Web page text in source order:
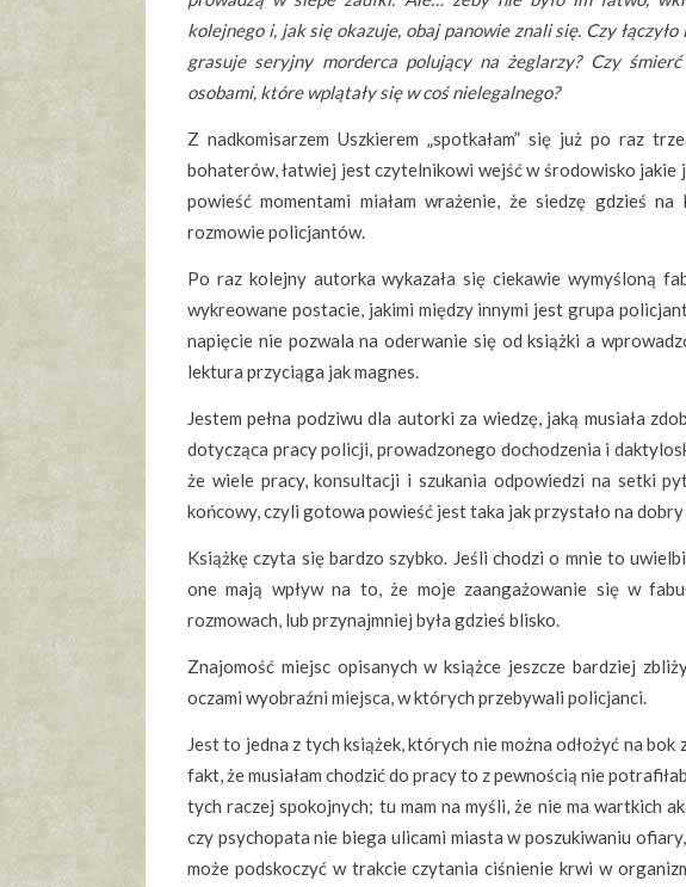
kolejnego i, jak się okazuje, obaj panowie znali się. Czy
grasuje seryjny morderca polujący na żeglarzy? Czy
osobami, które wplątały się w coś nielegalnego?
Z nadkomisarzem Uszkierem „spotkałam” się już po raz
bohaterów, łatwiej jest czytelnikowi wejść w środowisko
powieść momentami miałam wrażenie, że siedzę gdzieś
rozmowie policjantów.
Po raz kolejny autorka wykazała się ciekawie wymyśloną
wykreowane postacie, jakimi między innymi jest grupa
napięcie nie pozwala na oderwanie się od książki a
lektura przyciąga jak magnes.
Jestem pełna podziwu dla autorki za wiedzę, jaką musiała
dotycząca pracy policji, prowadzonego dochodzenia i
że wiele pracy, konsultacji i szukania odpowiedzi na setki
końcowy, czyli gotowa powieść jest taka jak przystało na dobry
Książkę czyta się bardzo szybko. Jeśli chodzi o mnie to
one mają wpływ na to, że moje zaangażowanie się w
rozmowach, lub przynajmniej była gdzieś blisko.
Znajomość miejsc opisanych w książce jeszcze bardziej
oczami wyobraźni miejsca, w których przebywali policjanci.
Jest to jedna z tych książek, których nie można odłożyć na
fakt, że musiałam chodzić do pracy to z pewnością nie
tych raczej spokojnych; tu mam na myśli, że nie ma wartkich
czy psychopata nie biega ulicami miasta w poszukiwaniu
może podskoczyć w trakcie czytania ciśnienie krwi w